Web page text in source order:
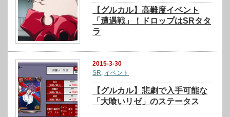
【グルカル】高難度イベント
「遭遇戦」！ドロップはSRタタ
ラ
2015-3-30
SR イベント
【グルカル】悲劇で入手可能な
「大喰いリゼ」のステータス